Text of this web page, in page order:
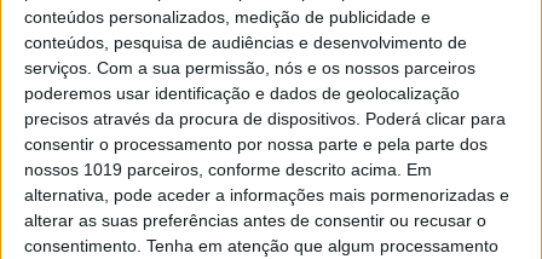
conteúdos personalizados, medição de publicidade e
conteúdos, pesquisa de audiências e desenvolvimento de
serviços. Com a sua permissão, nós e os nossos parceiros
poderemos usar identificação e dados de geolocalização
precisos através da procura de dispositivos. Poderá clicar para
consentir o processamento por nossa parte e pela parte dos
nossos 1019 parceiros, conforme descrito acima. Em
alternativa, pode aceder a informações mais pormenorizadas e
alterar as suas preferências antes de consentir ou recusar o
consentimento. Tenha em atenção que algum processamento
perceber que a estas mulheres foi negado o
trabalho com modelos vivos. Muitas aprenderam o
ofício copiando obras de outros artistas.
Muitas histórias da arte têm dado maior
importância à pintura e a à escultura. Alargar
o que entendemos como arte permite incluir
mais mulheres?